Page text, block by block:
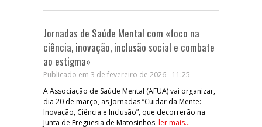
Jornadas de Saúde Mental com «foco na
ciência, inovação, inclusão social e combate
ao estigma»
Publicado em 3 de fevereiro de 2026 - 11:25
A Associação de Saúde Mental (AFUA) vai organizar,
dia 20 de março, as Jornadas “Cuidar da Mente:
Inovação, Ciência e Inclusão”, que decorrerão na
Junta de Freguesia de Matosinhos. ler mais...